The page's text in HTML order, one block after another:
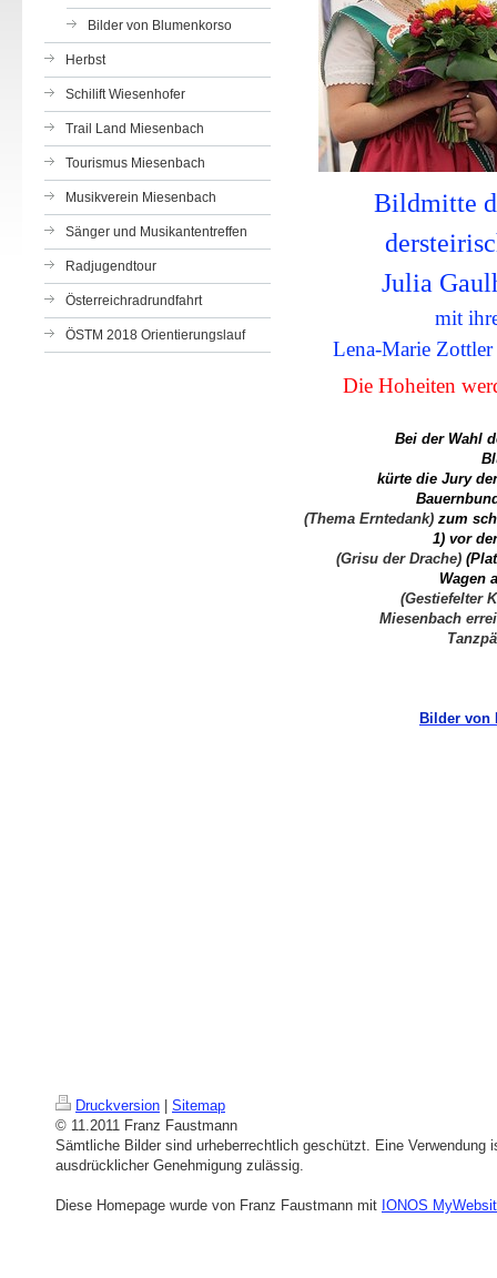
Bilder von Blumenkorso
Herbst
Schilift Wiesenhofer
Trail Land Miesenbach
Tourismus Miesenbach
Musikverein Miesenbach
Sänger und Musikantentreffen
Radjugendtour
Österreichradrundfahrt
ÖSTM 2018 Orientierungslauf
Bildmitte
der
Julia
mit
Lena-Marie
Die Hoheiten
Bei der Wahl
kürte die Jury
(Thema Erntedank) zum
1) vor
(Grisu der Drache)
Wagen
(Gestiefelter
Miesenbach
Bilder von
Druckversion
Sitemap
© 11.2011 Franz Faustmann
Sämtliche Bilder sind urheberrechtlich geschützt. Eine Verwendung
ausdrücklicher Genehmigung zulässig.
Diese Homepage wurde von Franz Faustmann mit IONOS